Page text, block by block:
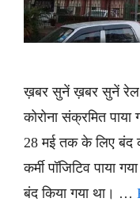
ख़बर सुनें ख़बर सुनें रेल
कोरोना संक्रमित
28 मई तक के लिए बंद
कर्मी पॉजिटिव पाया
बंद किया गया था। …